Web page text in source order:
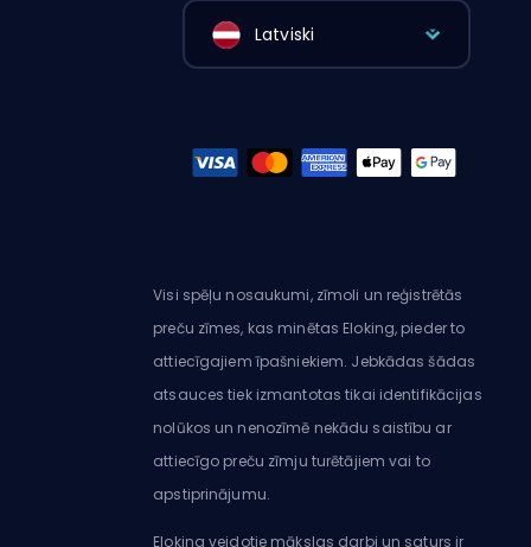
Latviski
Visi spēļu nosaukumi, zīmoli un reģistrētās
preču zīmes, kas minētas Eloking, pieder to
attiecīgajiem īpašniekiem. Jebkādas šādas
atsauces tiek izmantotas tikai identifikācijas
nolūkos un nenozīmē nekādu saistību ar
attiecīgo preču zīmju turētājiem vai to
apstiprinājumu.
Eloking veidotie mākslas darbi un saturs ir